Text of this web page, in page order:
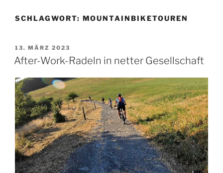
SCHLAGWORT: MOUNTAINBIKETOUREN
VERÖFFENTLICHT
AM
13. MÄRZ 2023
After-Work-Radeln in netter Gesellschaft